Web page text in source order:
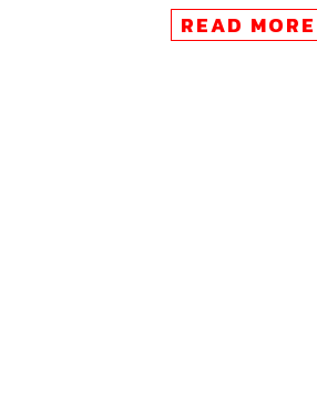
ภาคประชาชนที่ทนไม่ได้กับการจะเกิดส
พวกตนรู้สึกเห็นใจเจ้าหน้าที่ตำรวจทุกค
READ MORE